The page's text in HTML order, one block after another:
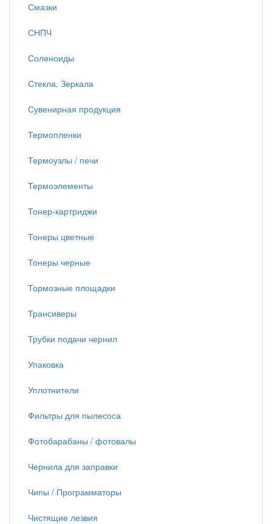
Смазки
СНПЧ
Соленоиды
Стекла, Зеркала
Сувенирная продукция
Термопленки
Термоузлы / печи
Термоэлементы
Тонер-картриджи
Тонеры цветные
Тонеры черные
Тормозные площадки
Трансиверы
Трубки подачи чернил
Упаковка
Уплотнители
Фильтры для пылесоса
Фотобарабаны / фотовалы
Чернила для заправки
Чипы / Программаторы
Чистящие лезвия